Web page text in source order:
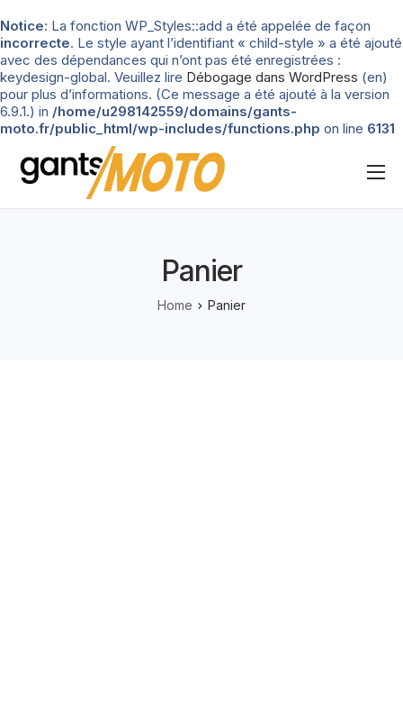
Notice: La fonction WP_Styles::add a été appelée de façon
incorrecte. Le style ayant l’identifiant « child-style » a été ajouté
avec des dépendances qui n’ont pas été enregistrées :
keydesign-global. Veuillez lire Débogage dans WordPress (en)
pour plus d’informations. (Ce message a été ajouté à la version
6.9.1.) in /home/u298142559/domains/gants-
moto.fr/public_html/wp-includes/functions.php on line 6131
Nos tests
Panier
Home Panier